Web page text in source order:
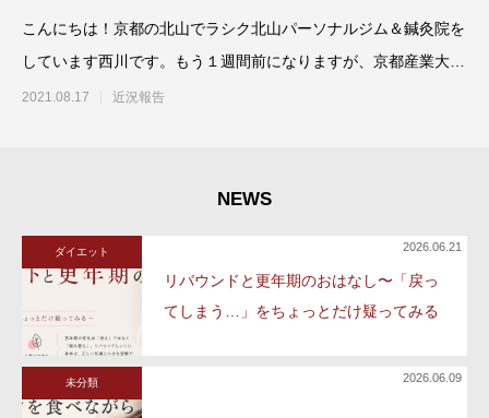
こんにちは！京都の北山でラシク北山パーソナルジム＆鍼灸院を
しています西川です。もう１週間前になりますが、京都産業大学
でモデルナワクチ
2021.08.17 近況報告
NEWS
ダイエット
リバウンドと更年期のおはなし〜「戻っ
てしまう…」をちょっとだけ疑ってみる
2026.06.21
未分類 2026.06.09